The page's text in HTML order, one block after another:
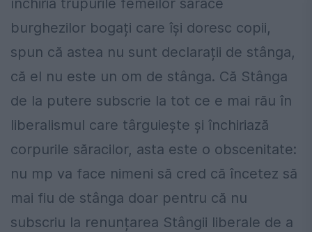
închiria trupurile femeilor sărace
burghezilor bogați care își doresc copii,
spun că astea nu sunt declarații de stânga,
că el nu este un om de stânga. Că Stânga
de la putere subscrie la tot ce e mai rău în
liberalismul care târguiește și închiriază
corpurile săracilor, asta este o obscenitate:
nu mp va face nimeni să cred că încetez să
mai fiu de stânga doar pentru că nu
subscriu la renunțarea Stângii liberale de a